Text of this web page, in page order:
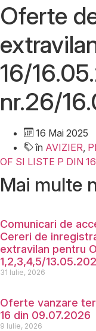
Oferte
16/
nr.26/
16 Mai 2025
în AVIZIER
OF SI LISTE P DIN
Mai multe
Comunicari de
Cereri de
extravilan pentru
1,2,3,4,5/
31 Iulie, 2026
Oferte vanzare
16 din 09.07.2026
9 Iulie, 2026